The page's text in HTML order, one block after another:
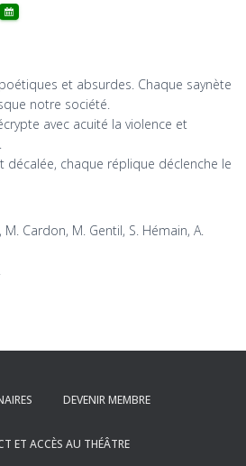
et absurdes. Chaque saynète
notre société.
avec acuité la violence et
décalée, chaque réplique déclenche le
Cardon, M. Gentil, S. Hémain, A.
DEVENIR MEMBRE
ET ACCÈS AU THÉÂTRE